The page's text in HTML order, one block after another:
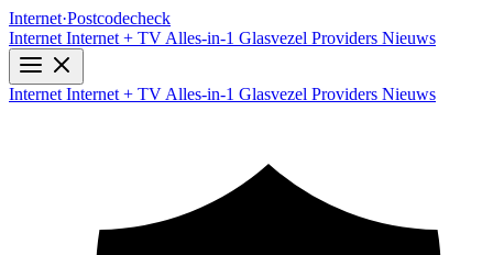
Internet·Postcodecheck
Internet Internet + TV Alles-in-1 Glasvezel Providers Nieuws
Internet Internet + TV Alles-in-1 Glasvezel Providers Nieuws